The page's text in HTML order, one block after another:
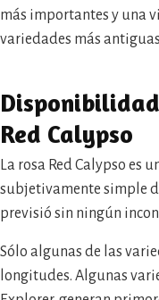
más importantes y una
variedades más
Red Calypso
La rosa Red Calypso es
subjetivamente simple
previsió sin ningún
Sólo algunas de las
longitudes. Algunas